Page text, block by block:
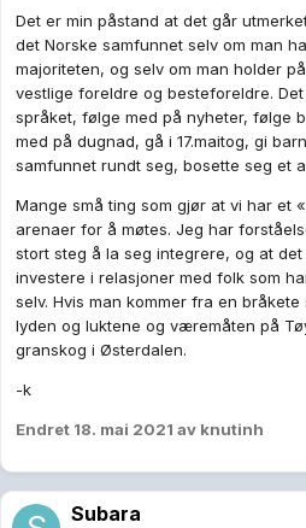
Det er min påstand at det går
det Norske samfunnet selv om man
majoriteten, og selv om man holder
vestlige foreldre og besteforeldre.
språket, følge med på nyheter, følge
med på dugnad, gå i 17.maitog, gi
samfunnet rundt seg, bosette seg et
Mange små ting som gjør at vi har et
arenaer for å møtes. Jeg har
stort steg å la seg integrere, og at
investere i relasjoner med folk som
selv. Hvis man kommer fra en
lyden og luktene og væremåten på
granskog i Østerdalen.
-k
Endret 18. mai 2021 av knutinh
Subara